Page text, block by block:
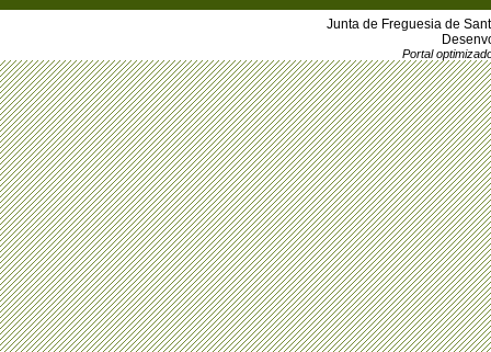
Junta de Freguesia de
Portal